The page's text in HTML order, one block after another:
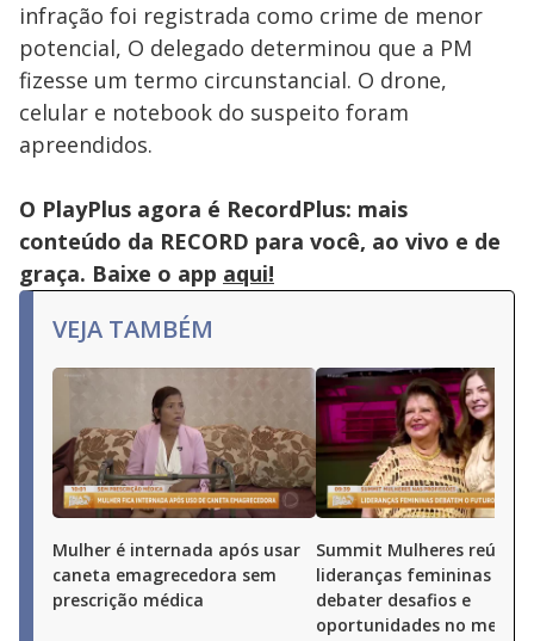
infração foi registrada como crime de menor
potencial, O delegado determinou que a PM
fizesse um termo circunstancial. O drone,
celular e notebook do suspeito foram
apreendidos.
O PlayPlus agora é RecordPlus: mais
conteúdo da RECORD para você, ao vivo e de
graça. Baixe o app aqui!
VEJA TAMBÉM
Mulher é internada após usar
caneta emagrecedora sem
prescrição médica
Summit Mulheres reúne
lideranças femininas para
debater desafios e
oportunidades no